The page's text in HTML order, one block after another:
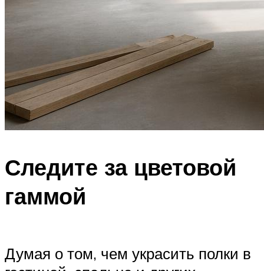
Следите за цветовой
гаммой
Думая о том, чем украсить полки в